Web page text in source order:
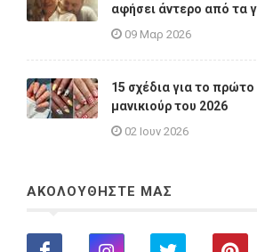
αφήσει άντερο από τα
09 Μαρ 2026
15 σχέδια για το πρώτο
μανικιούρ του 2026
02 Ιουν 2026
ΑΚΟΛΟΥΘΗΣΤΕ ΜΑΣ